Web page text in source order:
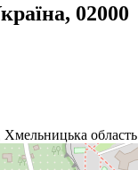
02000
Хмельницька область